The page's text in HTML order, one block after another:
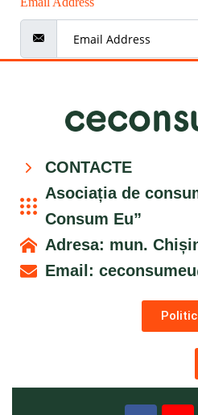
CONTACTE
Asociația de
Consum Eu”
Adresa: mun.
Email: